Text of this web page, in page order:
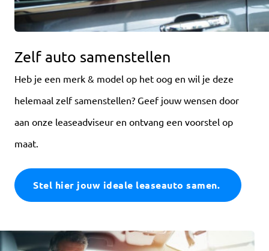
Zelf auto samenstellen
Heb je een merk & model op het oog en wil je deze
helemaal zelf samenstellen? Geef jouw wensen door
aan onze leaseadviseur en ontvang een voorstel op
maat.
Stel hier jouw ideale leaseauto samen.